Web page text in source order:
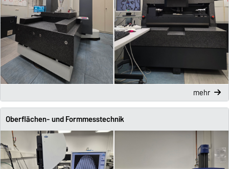
mehr
Oberflächen- und Formmesstechnik